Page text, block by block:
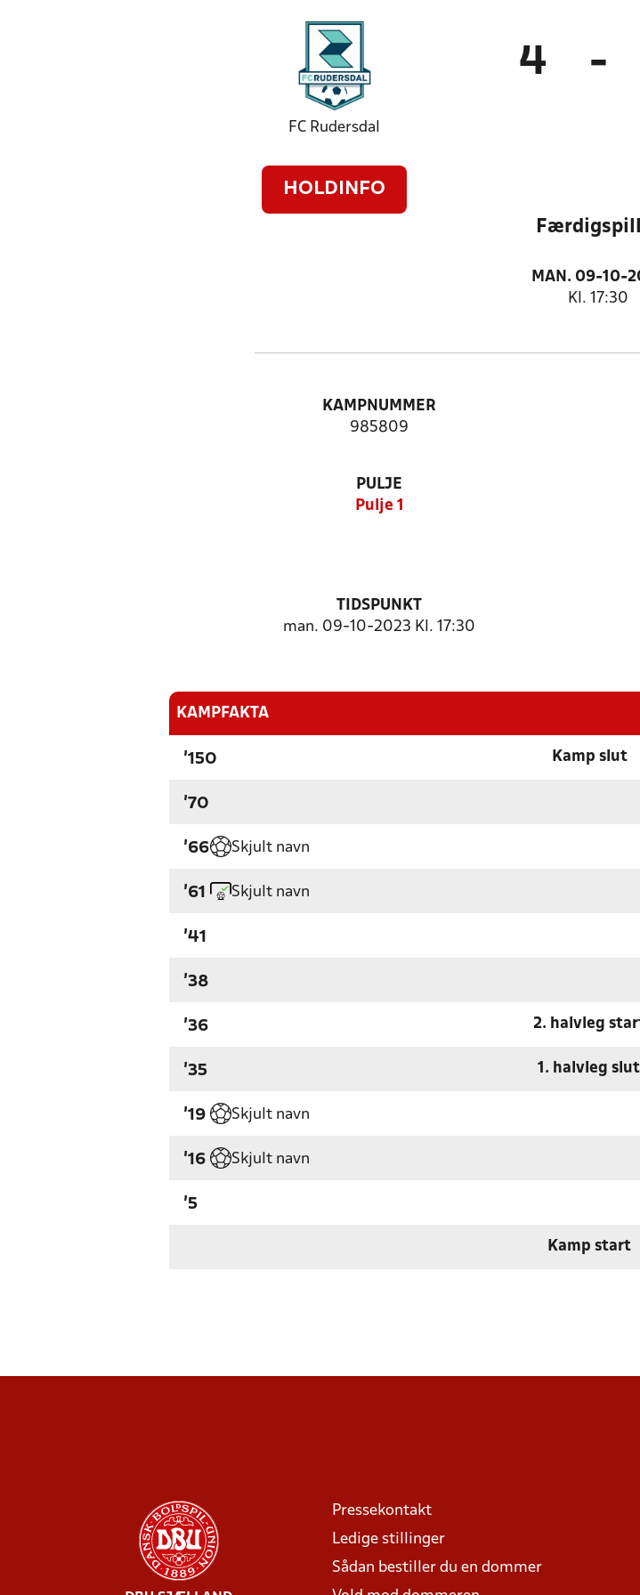
FC Rudersdal
HOLDINFO
4 -
MAN. 09-10-
Kl. 17:30
KAMPNUMMER
985809
PULJE
Pulje 1
TIDSPUNKT
man. 09-10-2023 Kl. 17:30
KAMPFAKTA
'150 Kamp slut
'70
'66 Skjult navn
'61 Skjult navn
'41
'38
'36 2. halvleg
'35 1. halvleg slut
'19 Skjult navn
'16 Skjult navn
'5
Kamp start
Pressekontakt
Ledige stillinger
Sådan bestiller du en dommer